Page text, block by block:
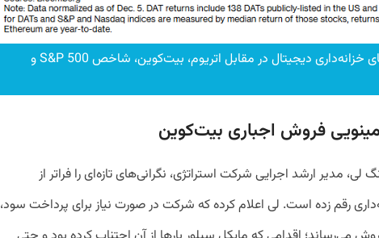
بازده شرکت‌های خزانه‌داری دیجیتال در مقابل اتریوم، بیت‌کوین، شاخص S&P 500 و
فروش اجباری بیت‌کوین
لی، مدیر ارشد اجرایی شرکت استراتژی، نگرانی‌های تازه‌ای را فراتر از
رقم زده است. لی اعلام کرده که شرکت در صورت نیاز برای پرداخت سود،